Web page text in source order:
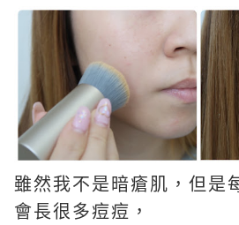
雖然我不是暗瘡肌，但是
會長很多痘痘，